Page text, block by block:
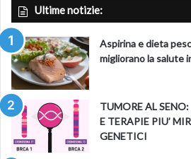
Miglior film d’animazione
fonte fulvia caprara lastampa.it
foto REUTERS
Fonte LASTAMPA.IT
Ultime notizie:
Aspirina e dieta
migliorano la salute
TUMORE AL
E TERAPIE PIU’
GENETICI